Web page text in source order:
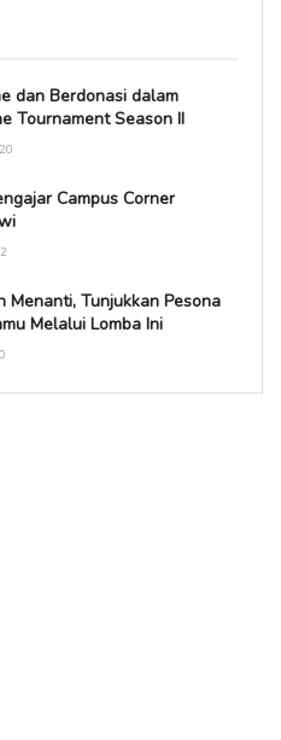
dan Berdonasi dalam
Tournament Season II
Campus Corner
Menanti, Tunjukkan Pesona
Melalui Lomba Ini